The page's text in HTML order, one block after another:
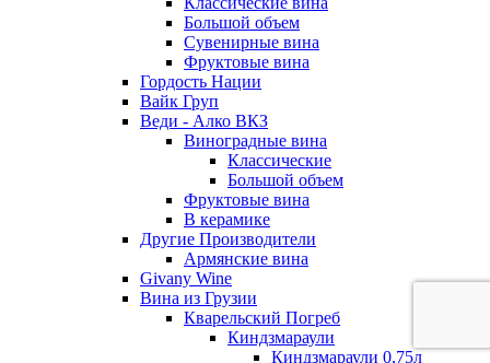
Большой объем
Сувенирные вина
Фруктовые вина
Гордость Нации
Вайк Груп
Веди - Алко ВКЗ
Виноградные вина
Классические
Большой объем
Фруктовые вина
В керамике
Другие Производители
Армянские вина
Givany Wine
Вина из Грузии
Кварельский Погреб
Киндзмараули
Киндзмараули 0,75л